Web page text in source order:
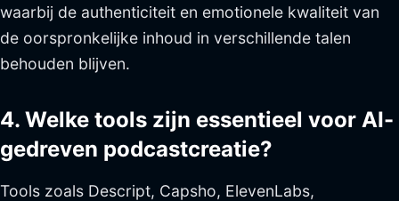
waarbij de authenticiteit en emotionele kwaliteit van
de oorspronkelijke inhoud in verschillende talen
behouden blijven.
4. Welke tools zijn essentieel voor AI-
gedreven podcastcreatie?
Tools zoals Descript, Capsho, ElevenLabs,